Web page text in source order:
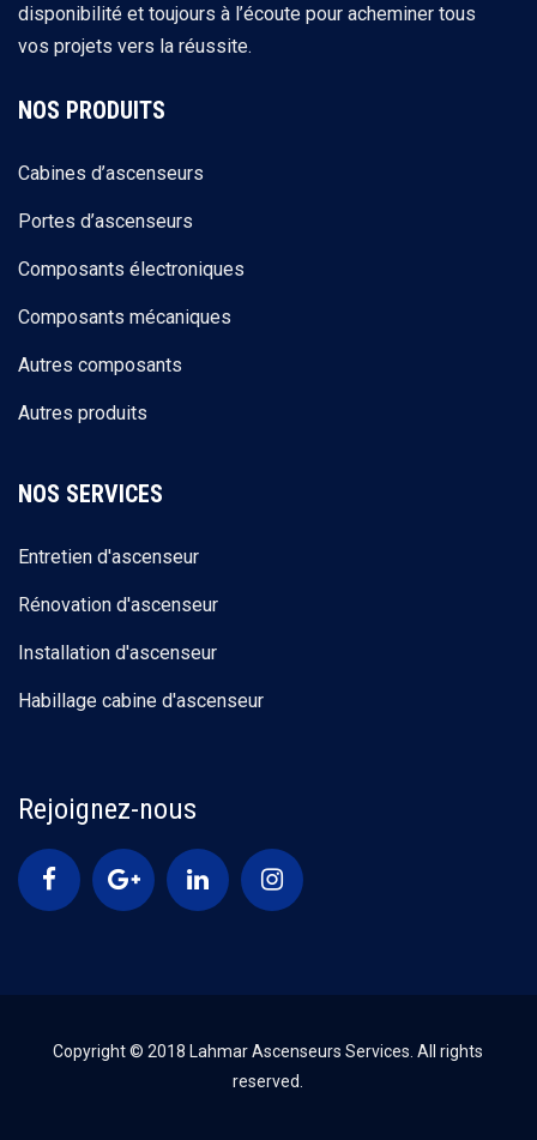
disponibilité et toujours à l’écoute pour acheminer tous
vos projets vers la réussite.
NOS PRODUITS
Cabines d’ascenseurs
Portes d’ascenseurs
Composants électroniques
Composants mécaniques
Autres composants
Autres produits
NOS SERVICES
Entretien d'ascenseur
Rénovation d'ascenseur
Installation d'ascenseur
Habillage cabine d'ascenseur
Rejoignez-nous
Copyright © 2018 Lahmar Ascenseurs Services. All rights
reserved.